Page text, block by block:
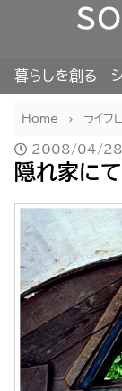
暮らしを創る
Home ライフ
2008/04/28
隠れ家にて